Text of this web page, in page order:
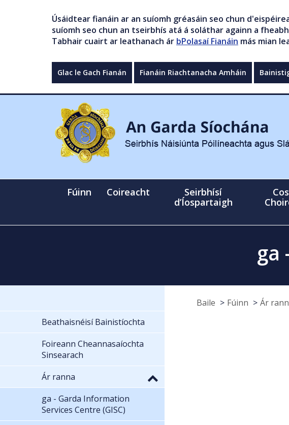
Úsáidtear fianáin ar an suíomh gréasáin seo chun
suíomh seo chun an tseirbhís atá á soláthar againn a
Tabhair cuairt ar leathanach ár bPolasaí Fianáin más mian
Glac le Gach Fianán Fianáin Riachtanacha Amháin
Fúinn Coireacht
Seirbhísí
d’Íospartaigh
ga
Baile Fúinn Ár
Beathaisnéisí Bainistíochta
Foireann Cheannasaíochta
Sinsearach
Ár ranna
ga - Garda Information
Services Centre (GISC)